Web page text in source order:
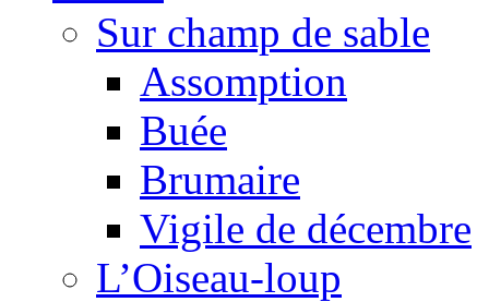
Sur champ de sable
Assomption
Buée
Brumaire
Vigile de décembre
L’Oiseau-loup